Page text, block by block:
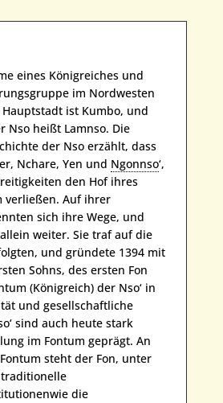
eines Königreiches und
im Nordwesten
Hauptstadt ist Kumbo, und
Nso heißt Lamnso. Die
der Nso erzählt, dass
Nchare, Yen und Ngonnso‘,
den Hof ihres
verließen. Auf ihrer
sich ihre Wege, und
allein weiter. Sie traf auf die
und gründete 1394 mit
Sohns, des ersten Fon
(Königreich) der Nso‘ in
und gesellschaftliche
sind auch heute stark
im Fontum geprägt. An
steht der Fon, unter
die